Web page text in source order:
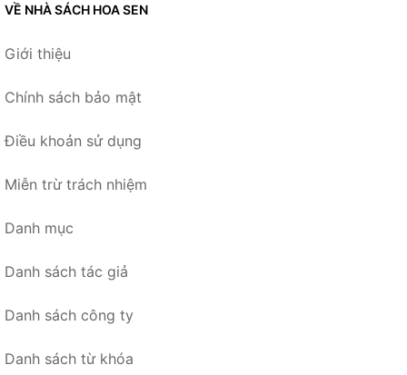
VỀ NHÀ SÁCH HOA SEN
Giới thiệu
Chính sách bảo mật
Điều khoản sử dụng
Miễn trừ trách nhiệm
Danh mục
Danh sách tác giả
Danh sách công ty
Danh sách từ khóa